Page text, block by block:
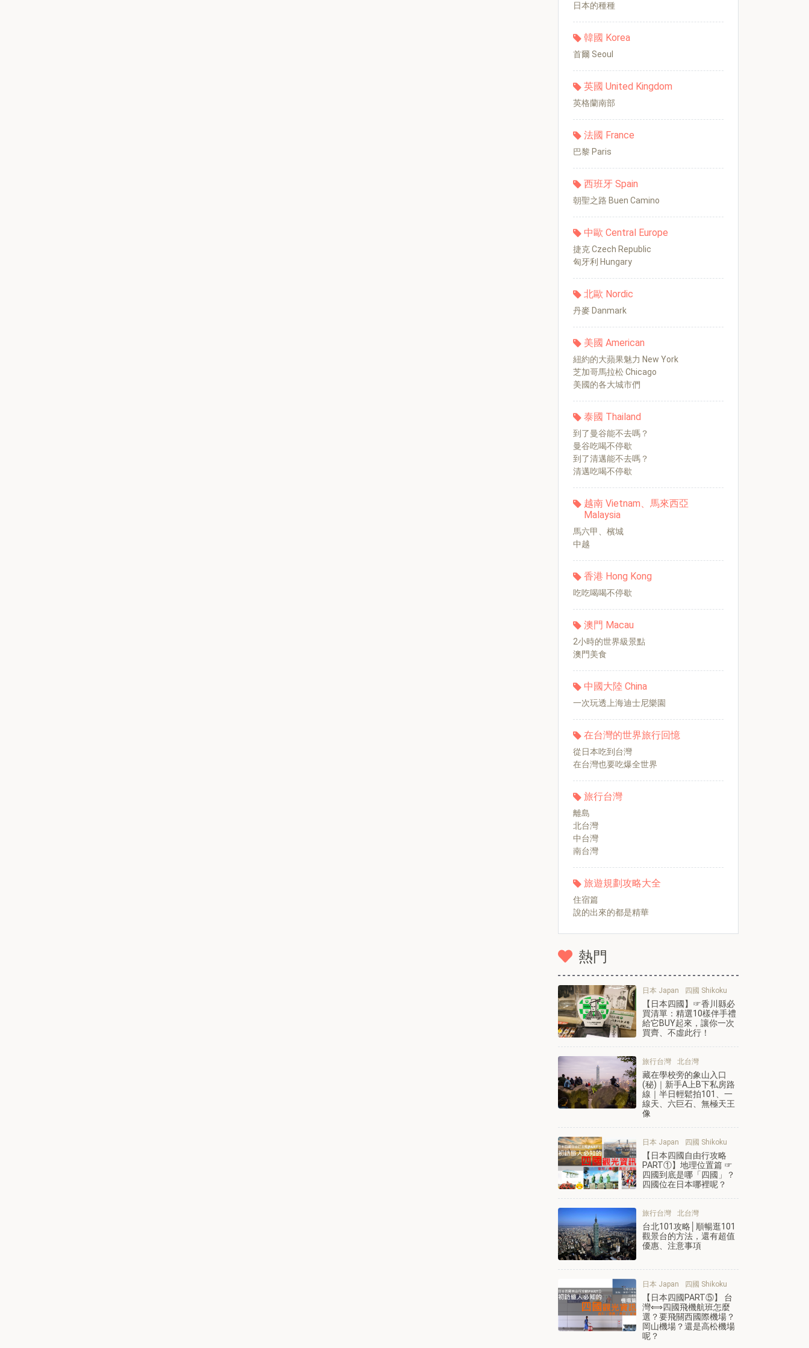
日本的種種
韓國 Korea
首爾 Seoul
英國 United Kingdom
英格蘭南部
法國 France
巴黎 Paris
西班牙 Spain
朝聖之路 Buen Camino
中歐 Central Europe
捷克 Czech Republic
匈牙利 Hungary
北歐 Nordic
丹麥 Danmark
美國 American
紐約的大蘋果魅力 New York
芝加哥馬拉松 Chicago
美國的各大城市們
泰國 Thailand
到了曼谷能不去嗎？
曼谷吃喝不停歇
到了清邁能不去嗎？
清邁吃喝不停歇
越南 Vietnam、馬來西亞
Malaysia
馬六甲、檳城
中越
香港 Hong Kong
吃吃喝喝不停歇
澳門 Macau
2小時的世界級景點
澳門美食
中國大陸 China
一次玩透上海迪士尼樂園
在台灣的世界旅行回憶
從日本吃到台灣
在台灣也要吃爆全世界
旅行台灣
離島
北台灣
中台灣
南台灣
旅遊規劃攻略大全
住宿篇
說的出來的都是精華
熱門
日本 Japan 四國 Shikoku
【日本四國】☞香川縣必
買清單：精選10樣伴手禮
給它BUY起來，讓你一次
買齊、不虛此行！
旅行台灣 北台灣
藏在學校旁的象山入口
(秘)｜新手A上B下私房路
線｜半日輕鬆拍101、一
線天、六巨石、無極天王
像
日本 Japan 四國 Shikoku
【日本四國自由行攻略
PART①】地理位置篇 ☞
四國到底是哪「四國」？
四國位在日本哪裡呢？
旅行台灣 北台灣
台北101攻略│順暢逛101
觀景台的方法，還有超值
優惠、注意事項
日本 Japan 四國 Shikoku
【日本四國PART⑤】 台
灣⟺四國飛機航班怎麼
選？要飛關西國際機場？
岡山機場？還是高松機場
呢？